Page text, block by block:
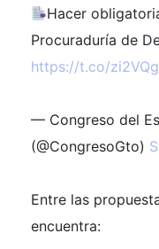
Hacer
Procuraduría de
https://t.co/
— Congreso del
(@CongresoGto)
Entre las
encuentra: